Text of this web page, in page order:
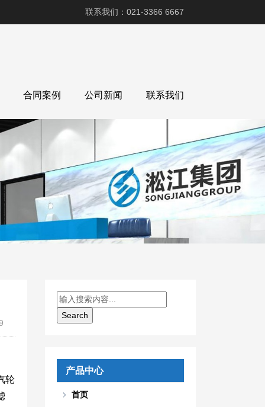
联系我们：021-3366 6667
合同案例 公司新闻 联系我们
轮
产品中心
首页